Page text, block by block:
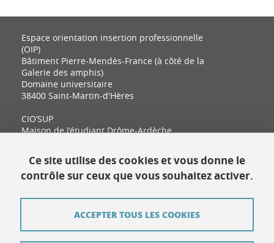
Espace orientation insertion professionnelle
(OIP)
Bâtiment Pierre-Mendès-France (à côté de la
Galerie des amphis)
Domaine universitaire
38400 Saint-Martin-d'Hères
CIO’SUP
Maison de l’étudiant Drôme-Ardèche
26000 Valence
Contact
Ce site utilise des cookies et vous donne le
contrôle sur ceux que vous souhaitez activer.
ACCEPTER TOUS LES COOKIES